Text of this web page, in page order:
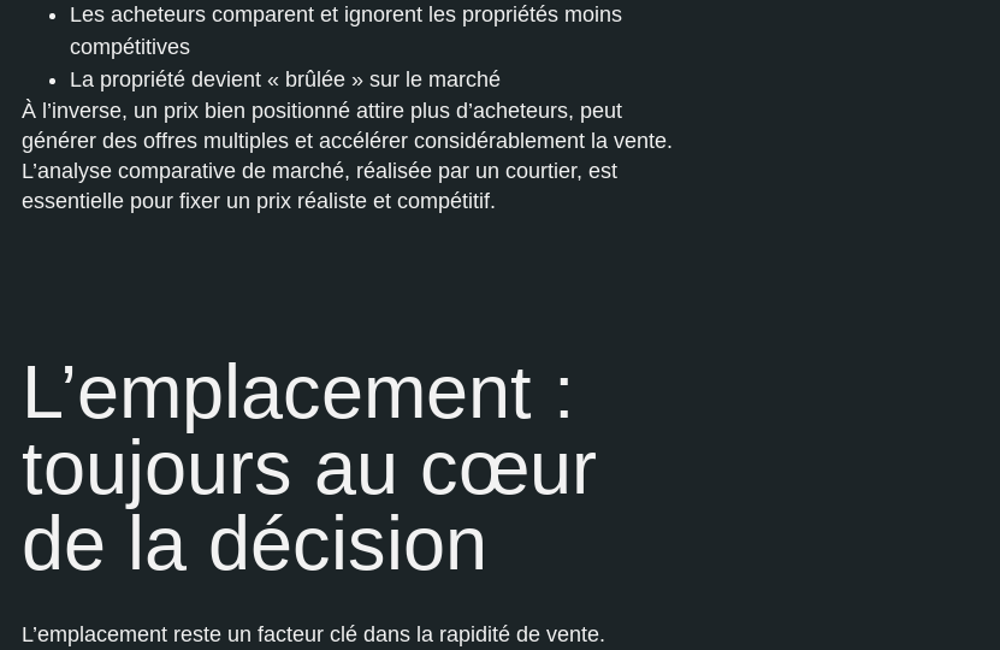
Les acheteurs comparent et ignorent les propriétés moins
compétitives
La propriété devient « brûlée » sur le marché
À l’inverse, un prix bien positionné attire plus d’acheteurs, peut
générer des offres multiples et accélérer considérablement la vente.
L’analyse comparative de marché, réalisée par un courtier, est
essentielle pour fixer un prix réaliste et compétitif.
L’emplacement :
toujours au cœur
de la décision
L’emplacement reste un facteur clé dans la rapidité de vente.